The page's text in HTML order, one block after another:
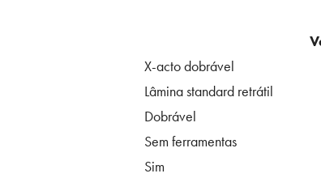
X-acto dobrável
Lâmina standard retrátil
Dobrável
Sem ferramentas
Sim